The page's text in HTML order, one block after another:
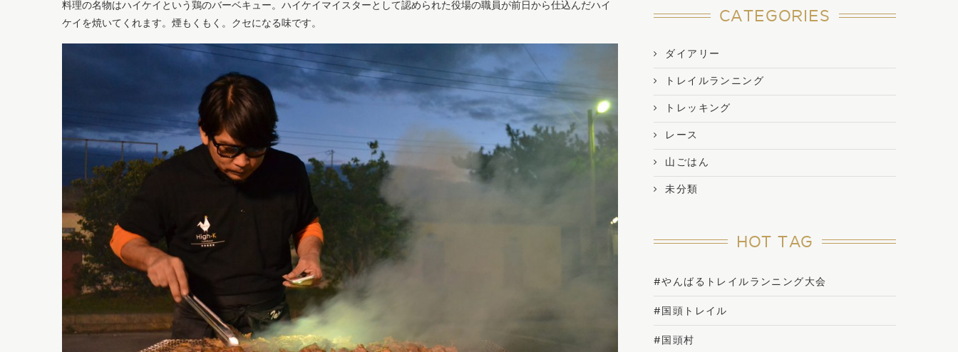
料理の名物はハイケイという鶏のバーベキュー。ハイケイマイスターとして認められた役場の職員が前日から仕込んだハイ
ケイを焼いてくれます。煙もくもく。クセになる味です。
CATEGORIES
ダイアリー
トレイルランニング
トレッキング
レース
山ごはん
未分類
HOT TAG
#やんばるトレイルランニング大会
#国頭トレイル
#国頭村